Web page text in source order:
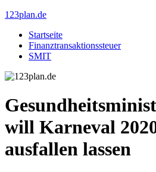
123plan.de
Startseite
Finanztransaktionssteuer
SMIT
will Karneval
ausfallen lassen